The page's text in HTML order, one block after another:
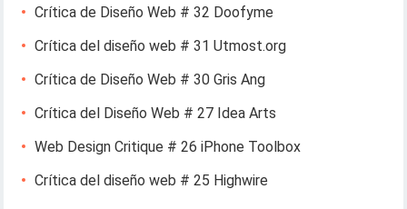
Crítica de Diseño Web # 32 Doofyme
Crítica del diseño web # 31 Utmost.org
Crítica de Diseño Web # 30 Gris Ang
Crítica del Diseño Web # 27 Idea Arts
Web Design Critique # 26 iPhone Toolbox
Crítica del diseño web # 25 Highwire